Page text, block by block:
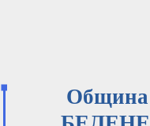
Община